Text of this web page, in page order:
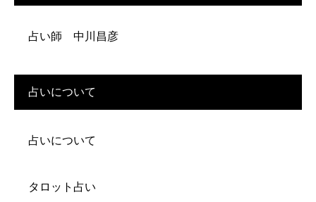
占い師 中川昌彦
占いについて
占いについて
タロット占い